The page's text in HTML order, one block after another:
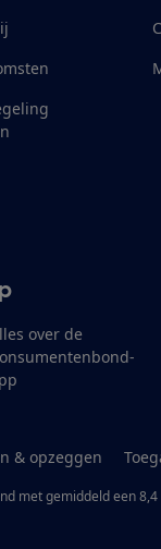
over de
& opzeggen
met gemiddeld een 8,4